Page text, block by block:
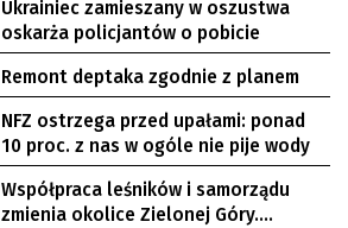
Ukrainiec zamieszany w oszustwa
oskarża policjantów o pobicie
Remont deptaka zgodnie z planem
NFZ ostrzega przed upałami: ponad
10 proc. z nas w ogóle nie pije wody
Współpraca leśników i samorządu
zmienia okolice Zielonej Góry.